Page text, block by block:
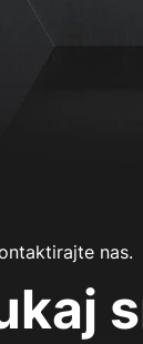
nas.